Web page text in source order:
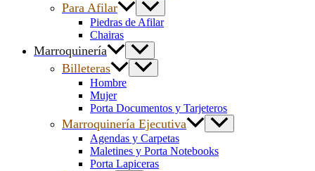
Para Afilar
Piedras de Afilar
Chairas
Marroquinería
Billeteras
Hombre
Mujer
Porta Documentos y Tarjeteros
Marroquinería Ejecutiva
Agendas y Carpetas
Maletines y Porta Notebooks
Porta Lapiceras